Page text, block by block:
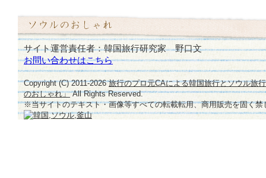
サイト運営責任者：韓国旅行研究家 野口文
お問い合わせはこちら
Copyright (C) 2011-2026旅行のプロ元CAによる韓国旅行とソウル旅
のおしゃれ」All Rights Reserved.
※当サイトのテキスト・画像等すべての転載転用、商用販売を固く禁